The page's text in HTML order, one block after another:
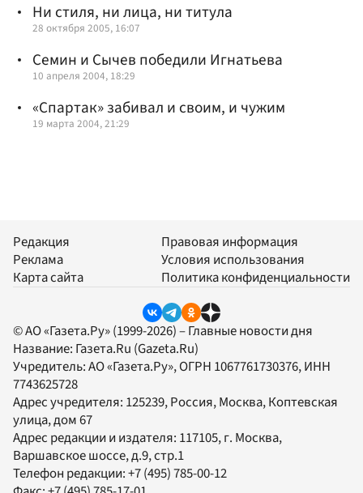
Ни стиля, ни лица, ни титула
28 октября 2005, 16:07
Семин и Сычев победили Игнатьева
10 апреля 2004, 18:29
«Спартак» забивал и своим, и чужим
19 марта 2004, 21:29
Редакция
Реклама
Карта сайта
Правовая информация
Условия использования
Политика конфиденциальности
© АО «Газета.Ру» (1999-2026) – Главные новости дня
Название: Газета.Ru (Gazeta.Ru)
Учредитель:АО «Газета.Ру», ОГРН 1067761730376, ИНН
7743625728
Адрес учредителя: 125239, Россия, Москва, Коптевская
улица, дом 67
Адрес редакции и издателя: 117105, г. Москва,
Варшавское шоссе, д.9, стр.1
Телефон редакции:+7 (495) 785-00-12